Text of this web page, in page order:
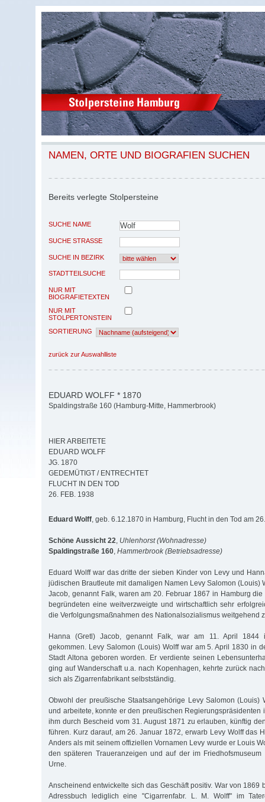
NAMEN, ORTE UND BIOGRAFIEN SUCHEN
Bereits verlegte Stolpersteine
SUCHE NAME
SUCHE STRASSE
SUCHE IN BEZIRK
STADTTEILSUCHE
NUR MIT
BIOGRAFIETEXTEN
NUR MIT
STOLPERTONSTEIN
SORTIERUNG
zurück zur Auswahlliste
EDUARD WOLFF * 1870
Spaldingstraße 160 (Hamburg-Mitte, Hammerbrook)
HIER ARBEITETE
EDUARD WOLFF
JG. 1870
GEDEMÜTIGT / ENTRECHTET
FLUCHT IN DEN TOD
26. FEB. 1938
Eduard Wolff, geb. 6.12.1870 in Hamburg, Flucht in den Tod am
Schöne Aussicht 22, Uhlenhorst (Wohnadresse)
Spaldingstraße 160, Hammerbrook (Betriebsadresse)
Eduard Wolff war das dritte der sieben Kinder von Levy und
jüdischen Brautleute mit damaligen Namen Levy Salomon (Louis)
Jacob, genannt Falk, waren am 20. Februar 1867 in Hamburg
begründeten eine weitverzweigte und wirtschaftlich sehr
die Verfolgungsmaßnahmen des Nationalsozialismus weitgehend
Hanna (Gretl) Jacob, genannt Falk, war am 11. April 1844
gekommen. Levy Salomon (Louis) Wolff war am 5. April 1830 in
Stadt Altona geboren worden. Er verdiente seinen
ging auf Wanderschaft u.a. nach Kopenhagen, kehrte zurück
sich als Zigarrenfabrikant selbstständig.
Obwohl der preußische Staatsangehörige Levy Salomon (Louis)
und arbeitete, konnte er den preußischen Regierungspräsidenten
ihm durch Bescheid vom 31. August 1871 zu erlauben, künftig
führen. Kurz darauf, am 26. Januar 1872, erwarb Levy Wolff das
Anders als mit seinem offiziellen Vornamen Levy wurde er Louis
den späteren Traueranzeigen und auf der im Friedhofsmuseum
Urne.
Anscheinend entwickelte sich das Geschäft positiv. War von 1869
Adressbuch lediglich eine "Cigarrenfabr. L. M. Wolff" im